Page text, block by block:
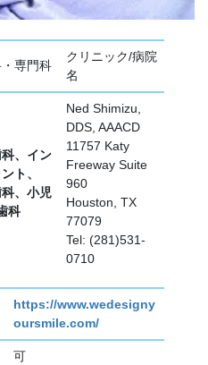
専門科
クリニック/病院
名
、イン
ト、
、小児
科
Ned Shimizu,
DDS, AAACD
11757 Katy
Freeway Suite
960
Houston, TX
77079
Tel: (281)531-
0710
https://www.wedesigny
oursmile.com/
可